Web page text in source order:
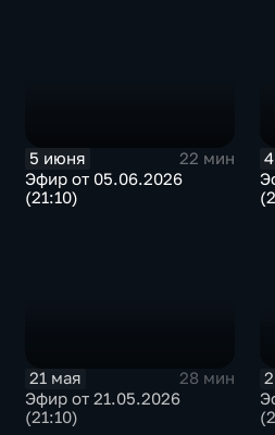
5 июня
22 мин
Эфир от 05.06.2026
(21:10)
21 мая
28 мин
Эфир от 21.05.2026
(21:10)